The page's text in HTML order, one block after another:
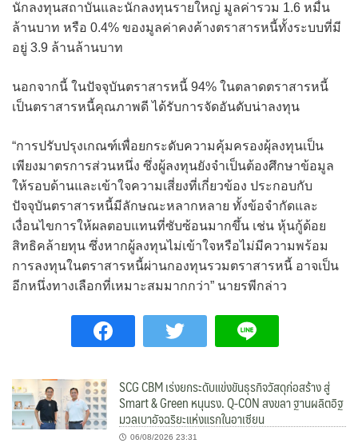
นักลงทุนสถาบันและนักลงทุนรายใหญ่ มูลค่ารวม 1.6 หมื่น
ล้านบาท หรือ 0.4% ของมูลค่าคงค้างตราสารหนี้ทั้งระบบที่มี
อยู่ 3.9 ล้านล้านบาท
นอกจากนี้ ในปัจจุบันตราสารหนี้ 94% ในตลาดตราสารหนี้
เป็นตราสารหนี้คุณภาพดี ได้รับการจัดอันดับน่าลงทุน
“การปรับปรุงเกณฑ์เพื่อยกระดับความคุ้มครองผุ้ลงทุนเป็น
เพียงมาตรการส่วนหนึ่ง ซึ่งผู้ลงทุนยังจำเป็นต้องศึกษาข้อมูล
ให้รอบด้านและเข้าใจความเสี่ยงที่เกี่ยวข้อง ประกอบกับ
ปัจจุบันตราสารหนี้มีลักษณะหลากหลาย ทั้งข้อจำกัดและ
เงื่อนไขการให้ผลตอบแทนที่ซับซ้อนมากขึ้น เช่น หุ้นกู้ด้อย
สิทธิคล้ายทุน ซึ่งหากผู้ลงทุนไม่เข้าใจหรือไม่มีความพร้อม
การลงทุนในตราสารหนี้ผ่านกองทุนรวมตราสารหนี้ อาจเป็น
อีกหนึ่งทางเลือกที่เหมาะสมมากกว่า” นายรพีกล่าว
SCG CBM เร่งยกระดับแข่งขันธุรกิจวัสดุก่อสร้าง สู่
Smart & Green หนุนรง. Q-CON สงขลา ฐานผลิตอิฐ
มวลเบาอัจฉริยะแห่งแรกในอาเซียน
06/08/2026 23:31